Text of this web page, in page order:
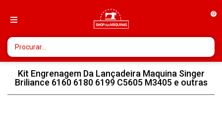
0
Kit Engrenagem Da Lançadeira Maquina Singer
Briliance 6160 6180 6199 C5605 M3405 e outras